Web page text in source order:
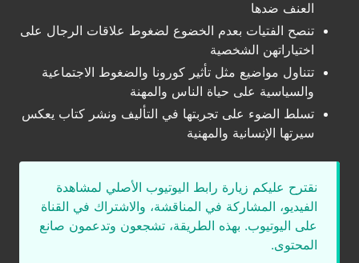
العنف ضدها
تنصح الفتيات بعدم الخضوع لضغوط علاقات الرجال على
اختياراتهن الشخصية
تتناول مواضيع مثل تأثير كورونا والضغوط الاجتماعية
والسياسية على حياة الناس والمهنة
تسلط الضوء على تجربتها في التأليف ونشر كتاب يعكس
سيرتها الإنسانية والمهنية
نقترح عليكم زيارة رابط اليوتيوب الأصلي لمشاهدة
الفيديو، المشاركة في المناقشة، والاشتراك في القناة
على اليوتيوب. بهذه الطريقة، تشجعون وتدعمون صانع
المحتوى.